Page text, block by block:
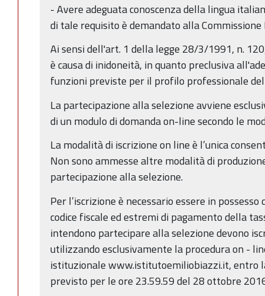
- Avere adeguata conoscenza della lingua
di tale requisito è demandato alla Commissione
Ai sensi dell'art. 1 della legge 28/3/1991, n.
è causa di inidoneità, in quanto preclusiva
funzioni previste per il profilo professionale
La partecipazione alla selezione avviene
di un modulo di domanda on-line secondo le
La modalità di iscrizione on line è l’unica
Non sono ammesse altre modalità di
partecipazione alla selezione.
Per l’iscrizione è necessario essere in
codice fiscale ed estremi di pagamento della
intendono partecipare alla selezione devono
utilizzando esclusivamente la procedura on -
istituzionale www.istitutoemiliobiazzi.it, entro
previsto per le ore 23.59.59 del 28 ottobre